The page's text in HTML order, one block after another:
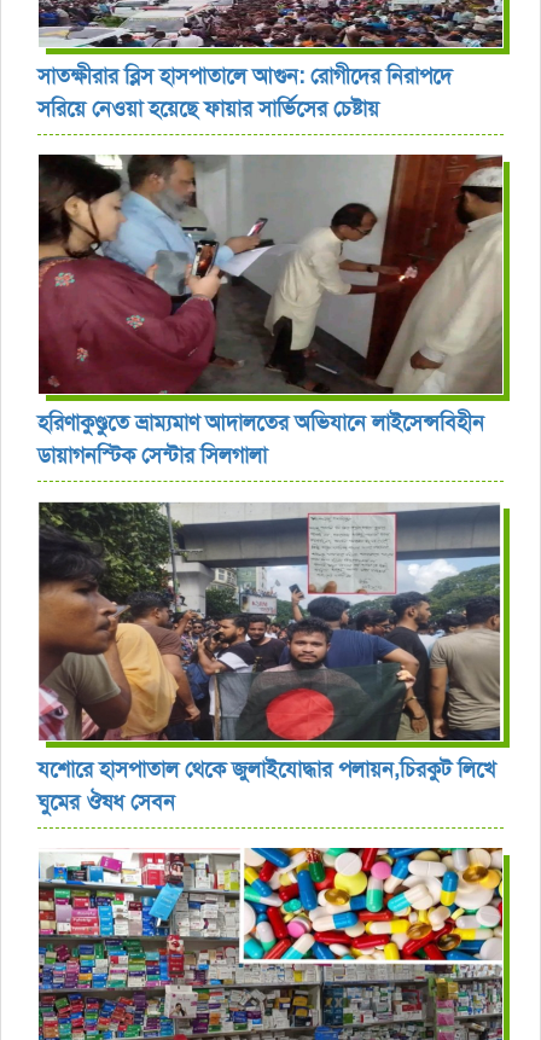
সাতক্ষীরার ব্লিস হাসপাতালে আগুন: রোগীদের নিরাপদে
সরিয়ে নেওয়া হয়েছে ফায়ার সার্ভিসের চেষ্টায়
হরিণাকুণ্ডুতে ভ্রাম্যমাণ আদালতের অভিযানে লাইসেন্সবিহীন
ডায়াগনস্টিক সেন্টার সিলগালা
যশোরে হাসপাতাল থেকে জুলাইযোদ্ধার পলায়ন,চিরকুট লিখে
ঘুমের ঔষধ সেবন